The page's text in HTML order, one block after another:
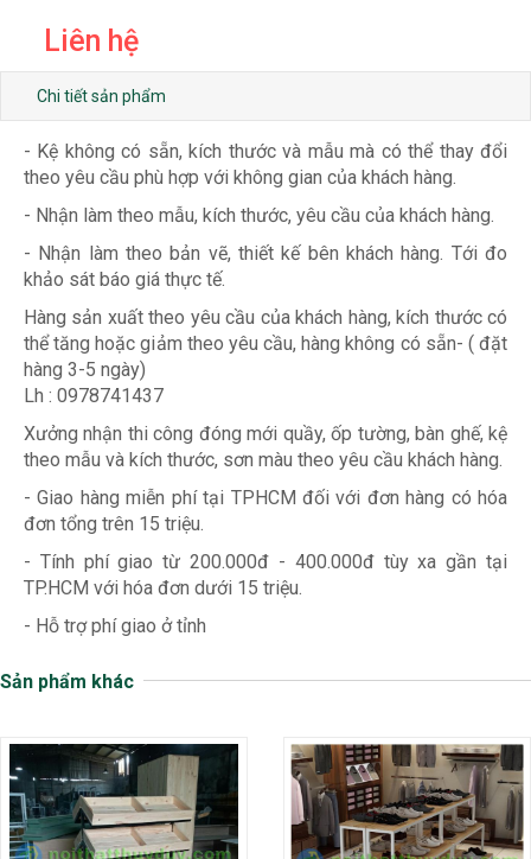
Liên hệ
Chi tiết sản phẩm
- Kệ không có sẵn, kích thước và mẫu mà có thể thay đổi
theo yêu cầu phù hợp với không gian của khách hàng.
- Nhận làm theo mẫu, kích thước, yêu cầu của khách hàng.
- Nhận làm theo bản vẽ, thiết kế bên khách hàng. Tới đo
khảo sát báo giá thực tế.
Hàng sản xuất theo yêu cầu của khách hàng, kích thước có
thể tăng hoặc giảm theo yêu cầu, hàng không có sẵn- ( đặt
hàng 3-5 ngày)
Lh : 0978741437
Xưởng nhận thi công đóng mới quầy, ốp tường, bàn ghế, kệ
theo mẫu và kích thước, sơn màu theo yêu cầu khách hàng.
- Giao hàng miễn phí tại TPHCM đối với đơn hàng có hóa
đơn tổng trên 15 triệu.
- Tính phí giao từ 200.000đ - 400.000đ tùy xa gần tại
TP.HCM với hóa đơn dưới 15 triệu.
- Hỗ trợ phí giao ở tỉnh
Sản phẩm khác